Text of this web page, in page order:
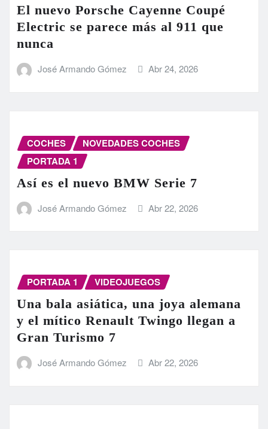
El nuevo Porsche Cayenne Coupé
Electric se parece más al 911 que
nunca
José Armando Gómez Abr 24, 2026
COCHES
NOVEDADES COCHES
PORTADA 1
Así es el nuevo BMW Serie 7
José Armando Gómez Abr 22, 2026
PORTADA 1 VIDEOJUEGOS
Una bala asiática, una joya alemana
y el mítico Renault Twingo llegan a
Gran Turismo 7
José Armando Gómez Abr 22, 2026